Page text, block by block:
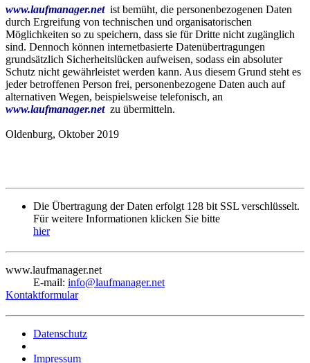
www.laufmanager.netist bemüht, die personenbezogenen Daten
durch Ergreifung von technischen und organisatorischen
Möglichkeiten so zu speichern, dass sie für Dritte nicht zugänglich
sind. Dennoch können internetbasierte Datenübertragungen
grundsätzlich Sicherheitslücken aufweisen, sodass ein absoluter
Schutz nicht gewährleistet werden kann. Aus diesem Grund steht es
jeder betroffenen Person frei, personenbezogene Daten auch auf
alternativen Wegen, beispielsweise telefonisch, an
www.laufmanager.netzu übermitteln.
Oldenburg, Oktober 2019
Die Übertragung der Daten erfolgt 128 bit SSL verschlüsselt.
Für weitere Informationen klicken Sie bitte
hier
www.laufmanager.net
E-mail: info@laufmanager.net
Kontaktformular
Datenschutz
Impressum